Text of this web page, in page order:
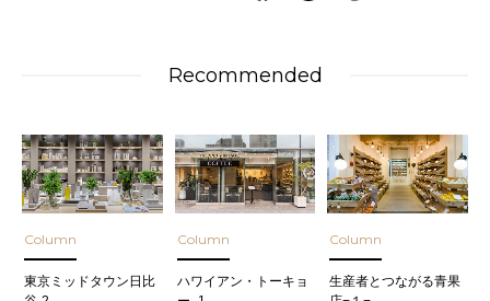
Recommended
Column
東京ミッドタウン日比
Column
ハワイアン・トーキョ
Column
生産者とつながる青果